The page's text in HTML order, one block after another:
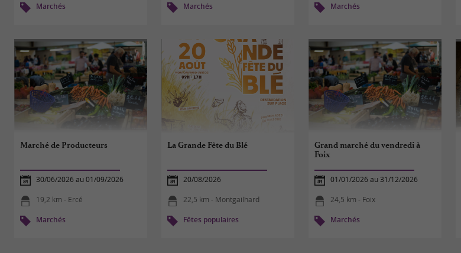
Marchés Marchés Marchés
Marché de Producteurs
30/06/2026 au 01/09/2026
19,2 km - Ercé
Marchés
La Grande Fête du Blé
20/08/2026
22,5 km - Montgailhard
Fêtes populaires
Grand marché du vendredi à
Foix
01/01/2026 au 31/12/2026
24,5 km - Foix
Marchés